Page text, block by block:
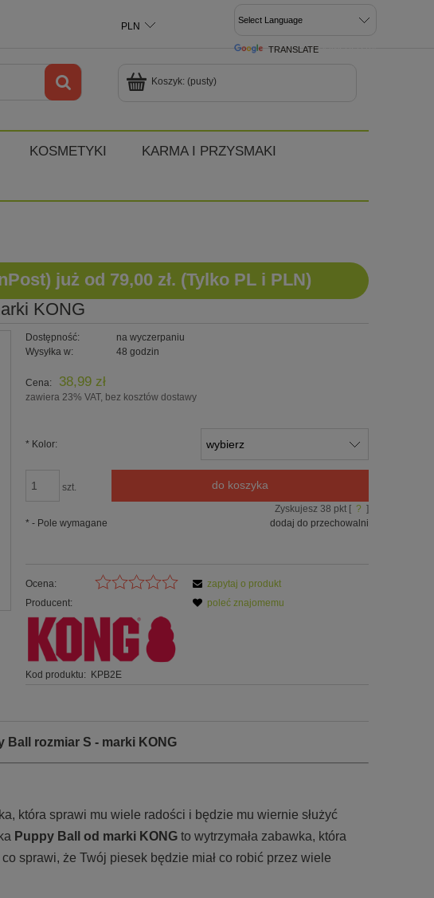
POWERED BY
TRANSLATE
Koszyk: (pusty)
KOSMETYKI KARMA I PRZYSMAKI
już od 79,00 zł. (Tylko PL i PLN)
KONG
Dostępność:
na wyczerpaniu
Wysyłka w:
48 godzin
Cena: 38,99 zł
zawiera 23% VAT, bez kosztów dostawy
* Kolor:
szt. do koszyka
Zyskujesz 38 pkt [ ? ]
dodaj do przechowalni
* - Pole wymagane
Ocena:
Producent:
Kod produktu: KPB2E
zapytaj o produkt
poleć znajomemu
Ball rozmiar S - marki KONG
która sprawi mu wiele radości i będzie mu wiernie służyć
Puppy Ball od marki KONG to wytrzymała zabawka, która
sprawi, że Twój piesek będzie miał co robić przez wiele